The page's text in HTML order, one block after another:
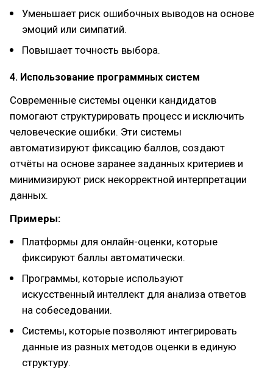
Уменьшает риск ошибочных выводов на основе
эмоций или симпатий.
Повышает точность выбора.
4. Использование программных систем
Современные системы оценки кандидатов
помогают структурировать процесс и исключить
человеческие ошибки. Эти системы
автоматизируют фиксацию баллов, создают
отчёты на основе заранее заданных критериев и
минимизируют риск некорректной интерпретации
данных.
Примеры:
Платформы для онлайн-оценки, которые
фиксируют баллы автоматически.
Программы, которые используют
искусственный интеллект для анализа ответов
на собеседовании.
Системы, которые позволяют интегрировать
данные из разных методов оценки в единую
структуру.